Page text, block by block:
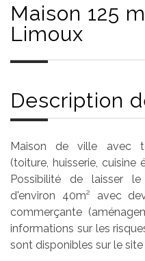
Maison 125 m² - 5 Pièces -
Limoux
Description
Maison de ville avec
(toiture, huisserie, cuisine
Possibilité de laisser
d'environ 40m² avec
commerçante
informations sur les
sont disponibles sur le site